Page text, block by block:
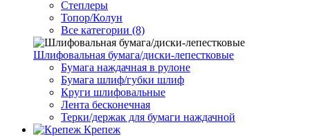
Степлеры
Топор/Колун
Все категории (8)
Шлифовальная бумага/диски-лепестковые
Бумага наждачная в рулоне
Бумага шлиф/губки шлиф
Круги шлифовальные
Лента бесконечная
Терки/держак для бумаги наждачной
Крепеж